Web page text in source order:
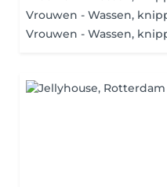
Vrouwen - Wassen,
Vrouwen - Wassen,